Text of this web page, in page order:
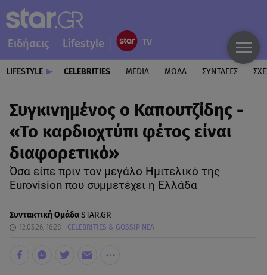
Ειδήσεις Lifestyle
LIFESTYLE CELEBRITIES MEDIA ΜΟΔΑ ΣΥΝΤΑΓΕΣ
Συγκινημένος ο Καπουτζίδης -
«Το καρδιοχτύπι φέτος είναι
διαφορετικό»
Όσα είπε πριν τον μεγάλο Ημιτελικό της
Eurovision που συμμετέχει η Ελλάδα
Συντακτική ΟμάδαSTAR.GR
12.05.26, 16:28 CELEBRITIES & GOSSIP ΝΕΑ